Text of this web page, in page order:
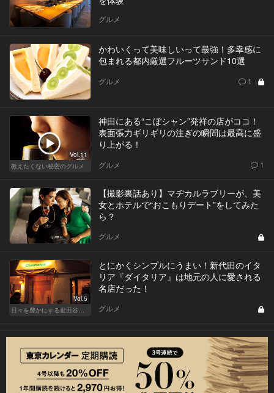
グルメ
かわいくって美味しいって最強！多幸感に
包まれる都内厳選フルーツサンド10選
グルメ 1
Vol.11
教えたくない秘密のグルメ
神田にある“こぼシャン”発祥の店がココ！
表面張力ギリギリの注ぎの瞬間は最高に盛
り上がる！
グルメ 1
【撮影裏話あり】マヂカルラブリーが、美
女とホテルで“おこもりデート”をしてみた
ら？
グルメ
Vol.5
日々を豊かにする世田谷の話題店
とにかくシンプルにうまい！新代田のイタ
リア『ダイタリア』は地元の人に愛される
名店だった！
グルメ